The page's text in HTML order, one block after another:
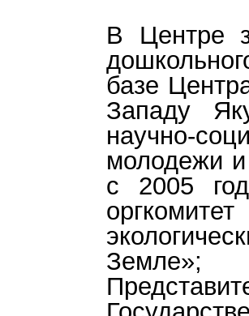
В Центре
базе
Западу
научно-
молодежи
с 2005